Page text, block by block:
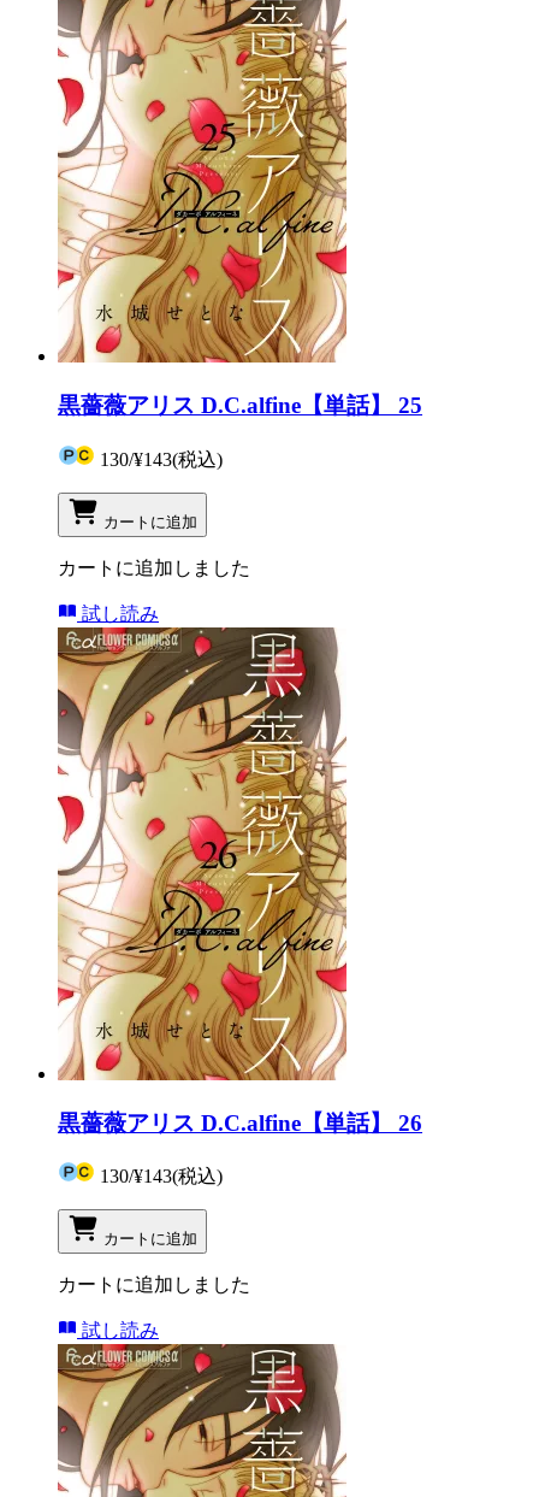
黒薔薇アリス D.C.alfine【単話】 25
130/¥143(税込)
カートに追加
カートに追加しました
試し読み
黒薔薇アリス D.C.alfine【単話】 26
130/¥143(税込)
カートに追加
カートに追加しました
試し読み